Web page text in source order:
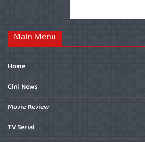
Main Menu
Home
Cini News
Movie Review
TV Serial